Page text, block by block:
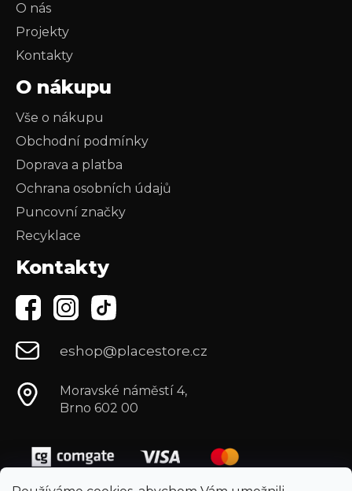
O nás
Projekty
Kontakty
O nákupu
Vše o nákupu
Obchodní podmínky
Doprava a platba
Ochrana osobních údajů
Puncovní značky
Recyklace
Kontakty
eshop@placestore.cz
Moravské náměstí 4,
Brno 602 00